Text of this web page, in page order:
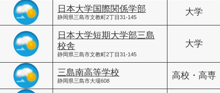
日本大学国際関係学部
静岡県三島市文教町2丁目31-145
大学
日本大学短期大学部三島
校舎
静岡県三島市文教町2丁目31-145
大学
三島南高等学校
静岡県三島市大場608
高校・高専